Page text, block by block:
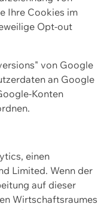
Ihre Cookies im
Opt-out
von Google
an Google
Konten
einen
Limited. Wenn der
auf dieser
Wirtschaftsraumes